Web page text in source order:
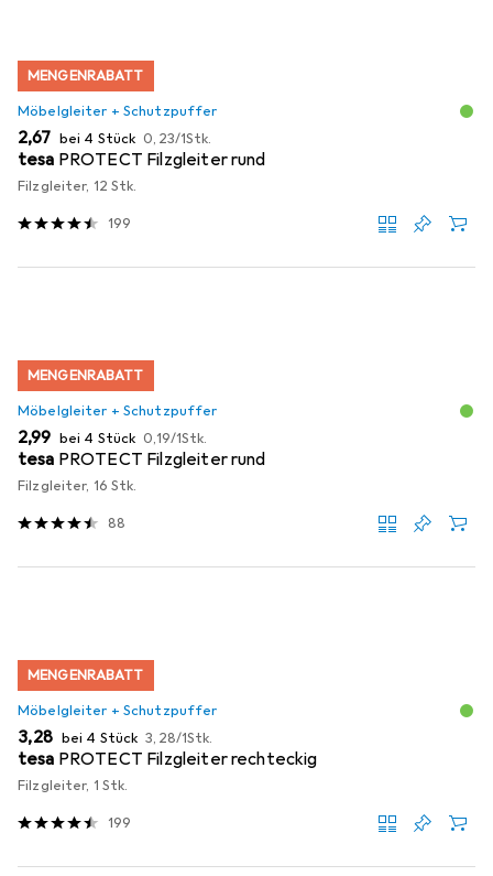
MENGENRABATT
Möbelgleiter + Schutzpuffer
EUR
2,67 bei 4 Stück EUR
0,23/1Stk.
tesa PROTECT Filzgleiter rund
Filzgleiter, 12 Stk.
199
MENGENRABATT
Möbelgleiter + Schutzpuffer
EUR
2,99 bei 4 Stück EUR
0,19/1Stk.
tesa PROTECT Filzgleiter rund
Filzgleiter, 16 Stk.
88
MENGENRABATT
Möbelgleiter + Schutzpuffer
EUR
3,28 bei 4 Stück EUR
3,28/1Stk.
tesa PROTECT Filzgleiter rechteckig
Filzgleiter, 1 Stk.
199